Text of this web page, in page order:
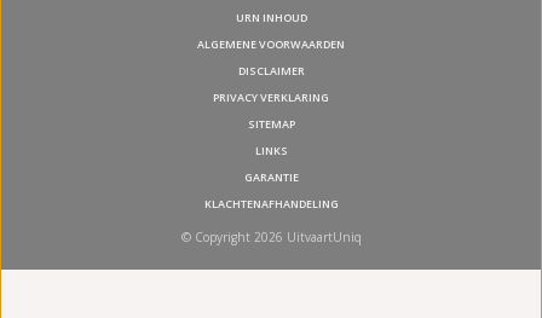
URN INHOUD
ALGEMENE VOORWAARDEN
DISCLAIMER
PRIVACY VERKLARING
SITEMAP
LINKS
GARANTIE
KLACHTENAFHANDELING
© Copyright 2026 UitvaartUniq